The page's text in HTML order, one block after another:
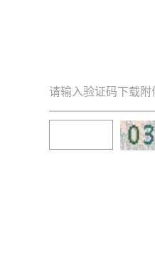
请输入验证码下载附